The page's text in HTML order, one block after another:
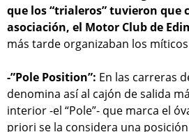
que los “trialeros” tuvieron que
asociación, el Motor Club de
más tarde organizaban los míticos
-”Pole Position”: En las carreras
denomina así al cajón de salida
interior -el “Pole”- que marca el
priori se la considera una